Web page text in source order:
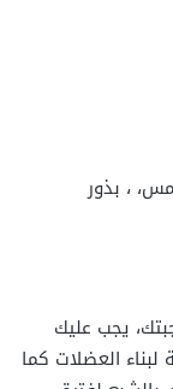
، بذور
يجب عليك
العضلات كما